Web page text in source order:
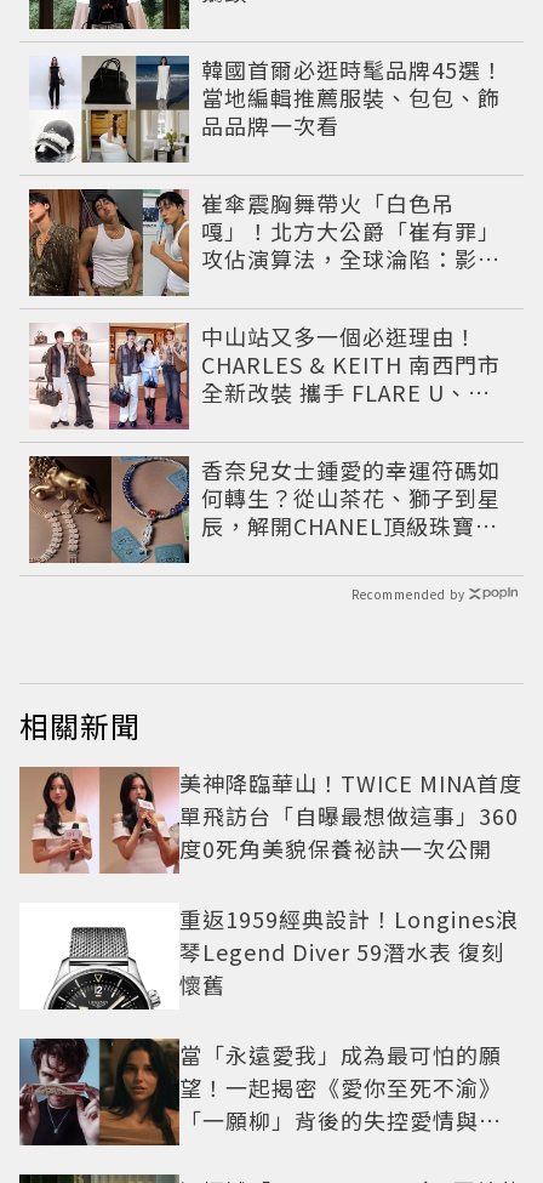
韓國首爾必逛時髦品牌45選！
當地編輯推薦服裝、包包、飾
品品牌一次看
崔傘震胸舞帶火「白色吊
嘎」！北方大公爵「崔有罪」
攻佔演算法，全球淪陷：影片
中山站又多一個必逛理由！
CHARLES & KEITH 南西門市
全新改裝 攜手 FLARE U、程
香奈兒女士鍾愛的幸運符碼如
何轉生？從山茶花、獅子到星
辰，解開CHANEL頂級珠寶
仰美學
Recommended by
相關新聞
美神降臨華山！TWICE MINA首度
單飛訪台「自曝最想做這事」360
度0死角美貌保養祕訣一次公開
重返1959經典設計！Longines浪
琴Legend Diver 59潛水表 復刻
懷舊
當「永遠愛我」成為最可怕的願
望！一起揭密《愛你至死不渝》
「一願柳」背後的失控愛情與爆